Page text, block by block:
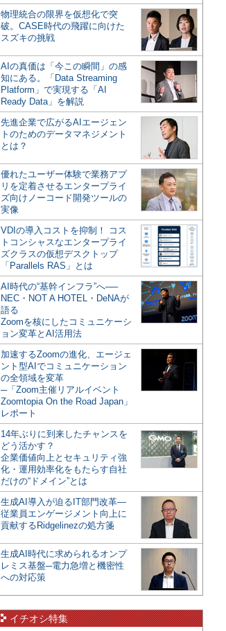
物理統合の限界を仮想化で突
破。CASE時代の飛躍に向けた
スズキの挑戦
AIの真価は「今この瞬間」の感
知にある。「Data Streaming
Platform」で実現する「AI
Ready Data」を解説
先進企業で広がるAIエージェン
トのためのデータマネジメント
とは？
優れたユーザー体験で業務アプ
リを定着させるエンタープライ
ズ向けノーコード開発ツールの
実像
VDIの導入コストを抑制！ コス
トコンシャスなエンタープライ
ズクラスの仮想デスクトップ
「Parallels RAS」とは
AI時代の“基幹インフラ”へ──
NEC・NOT A HOTEL・DeNAが
語る
Zoomを核にしたコミュニケーシ
ョン変革とAI活用法
加速するZoomの進化、エージェ
ント型AIでコミュニケーション
の全領域を変革
─「Zoom主催リアルイベント
Zoomtopia On the Road Japan」
レポート
14年ぶりに到来したチャンスを
どう活かす？
企業価値向上とセキュリティ強
化・運用効率化をもたらす自社
だけの“ドメイン”とは
生成AI導入が迫るIT部門改革―
従業員エンゲージメント向上に
貢献するRidgelinezの処方箋
生成AI時代に求められるオンプ
レミス基盤─電力急増と機密性
への対応策
イチオシ特集